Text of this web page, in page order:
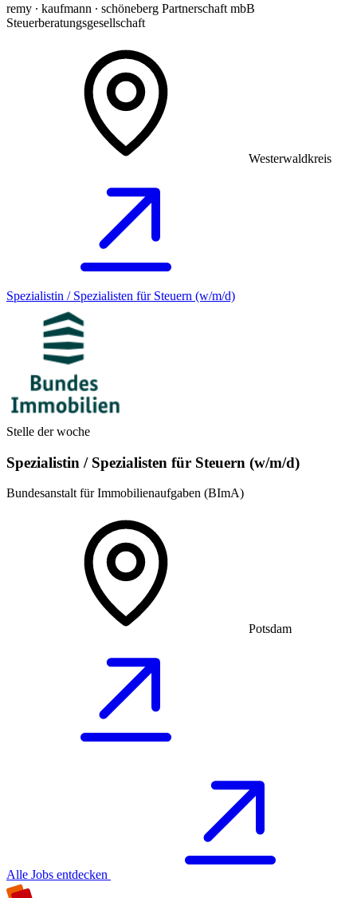
remy ∙ kaufmann ∙ schöneberg Partnerschaft mbB
Steuerberatungsgesellschaft
Westerwaldkreis
Spezialistin / Spezialisten für Steuern (w/m/d)
Stelle der woche
Spezialistin / Spezialisten für Steuern (w/m/d)
Bundesanstalt für Immobilienaufgaben (BImA)
Potsdam
Alle Jobs entdecken